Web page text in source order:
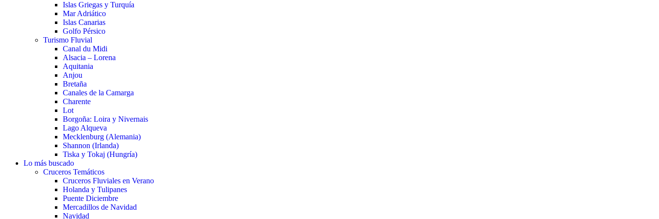
Islas Griegas y Turquía
Mar Adriático
Islas Canarias
Golfo Pérsico
Turismo Fluvial
Canal du Midi
Alsacia – Lorena
Aquitania
Anjou
Bretaña
Canales de la Camarga
Charente
Lot
Borgoña: Loira y Nivernais
Lago Alqueva
Mecklenburg (Alemania)
Shannon (Irlanda)
Tiska y Tokaj (Hungría)
Lo más buscado
Cruceros Temáticos
Cruceros Fluviales en Verano
Holanda y Tulipanes
Puente Diciembre
Mercadillos de Navidad
Navidad